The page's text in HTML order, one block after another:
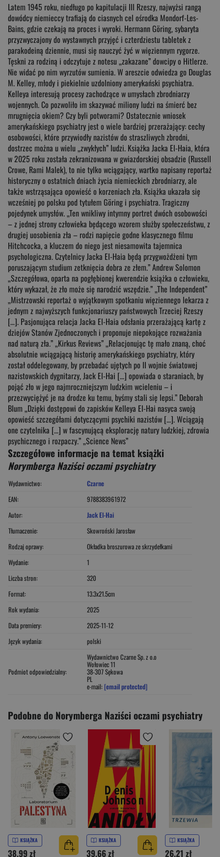
Latem 1945 roku, niedługo po kapitulacji III Rzeszy, najwyżsi rangą
dowódcy niemieccy trafiają do ciasnych cel ośrodka Mondorf-Les-
Bains, gdzie czekają na proces i wyroki. Hermann Göring, sybaryta
przyzwyczajony do wystawnych przyjęć i czterdziestu tabletek z
parakodeiną dziennie, musi się nauczyć żyć w więziennym rygorze.
Tęskni za rodziną i odczytuje z notesu „zakazane” dowcipy o Hitlerze.
Nie widać po nim wyrzutów sumienia. W areszcie odwiedza go Douglas
M. Kelley, młody i piekielnie uzdolniony amerykański psychiatra.
Kelleya interesują procesy zachodzące w umysłach zbrodniarzy
wojennych. Co pozwoliło im skazywać miliony ludzi na śmierć bez
mrugnięcia okiem? Czy byli potworami? Ostatecznie wniosek
amerykańskiego psychiatry jest o wiele bardziej przerażający: cechy
osobowości, które przywiodły nazistów do straszliwych zbrodni,
dostrzec można u wielu „zwykłych” ludzi. Książka Jacka El-Haia, która
w 2025 roku została zekranizowana w gwiazdorskiej obsadzie (Russell
Crowe, Rami Malek), to nie tylko wciągający, wartko napisany reportaż
historyczny o ostatnich dniach życia niemieckich zbrodniarzy, ale
także wstrząsająca opowieść o korzeniach zła. Książka ukazała się
wcześniej po polsku pod tytułem Göring i psychiatra. Tragiczny
pojedynek umysłów. „Ten wnikliwy intymny portret dwóch osobowości
– z jednej strony człowieka będącego wzorem służby społeczeństwu, z
drugiej uosobienia zła – rodzi napięcie godne klasycznego filmu
Hitchcocka, a kluczem do niego jest niesamowita tajemnica
psychologiczna. Czytelnicy Jacka El-Haia będą przygwożdżeni tym
poruszającym studium zetknięcia dobra ze złem.” Andrew Solomon
„Szczegółowa, oparta na pogłębionej kwerendzie książka o człowieku,
który wykazał, że zło może się narodzić wszędzie.” „The Independent”
„Mistrzowski reportaż o wyjątkowym spotkaniu więziennego lekarza z
jednym z najwyższych funkcjonariuszy państwowych Trzeciej Rzeszy
[…]. Pasjonująca relacja Jacka El-Haia odsłania przerażającą kartę z
dziejów Stanów Zjednoczonych i proponuje niepokojące rozważania
nad naturą zła.” „Kirkus Reviews” „Relacjonując tę mało znaną, choć
absolutnie wciągającą historię amerykańskiego psychiatry, który
został oddelegowany, by przebadać ujętych po II wojnie światowej
nazistowskich dygnitarzy, Jack El-Hai [...] opowiada o staraniach, by
pojąć zło w jego najmroczniejszym ludzkim wcieleniu – i
przezwyciężyć je na drodze ku temu, byśmy stali się lepsi.” Deborah
Blum „Dzięki dostępowi do zapisków Kelleya El-Hai nasyca swoją
opowieść szczegółami dotyczącymi psychiki nazistów [...]. Wciągają
one czytelnika [...] w fascynującą eksplorację natury ludzkiej, zdrowia
psychicznego i rozpaczy.” „Science News”
Szczegółowe informacje na temat książki
Norymberga Naziści oczami psychiatry
Wydawnictwo:
Czarne
EAN:
9788383961972
Autor:
Jack El-Hai
Tłumaczenie:
Skowroński Jarosław
Rodzaj oprawy:
Okładka broszurowa ze skrzydełkami
Wydanie:
1
Liczba stron:
320
Format:
13.3x21.5cm
Rok wydania:
2025
Data premiery:
2025-11-12
Język wydania:
polski
Podmiot odpowiedzialny:
Wydawnictwo Czarne Sp. z o.o
Wołowiec 11
38-307 Sękowa
PL
e-mail: [email protected]
Podobne do Norymberga Naziści oczami psychiatry
KSIĄŻKA
38,99 zł
KSIĄŻKA
39,66 zł
KSIĄŻKA
26,21 zł